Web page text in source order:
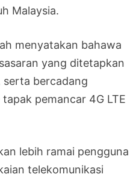
Malaysia.
menyatakan bahawa
yang ditetapkan
serta bercadang
pemancar 4G LTE
lebih ramai pengguna
telekomunikasi